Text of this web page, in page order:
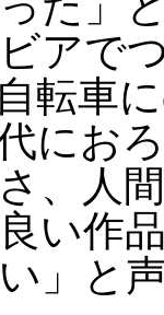
アで
転車
にお
、人
い作
」と